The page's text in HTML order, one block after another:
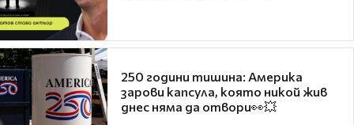
250 години тишина: Америка
зарови капсула, която никой жив
днес няма да отвори👀💥